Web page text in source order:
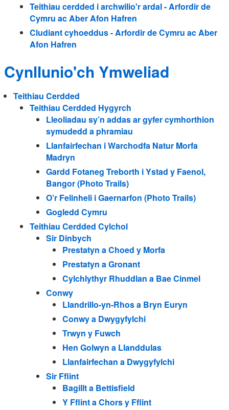
Teithiau cerdded i archwilio'r ardal - Arfordir de
Cymru ac Aber Afon Hafren
Cludiant cyhoeddus - Arfordir de Cymru ac Aber
Afon Hafren
Cynllunio'ch Ymweliad
Teithiau Cerdded
Teithiau Cerdded Hygyrch
Lleoliadau sy’n addas ar gyfer cymhorthion
symudedd a phramiau
Llanfairfechan i Warchodfa Natur Morfa
Madryn
Gardd Fotaneg Treborth i Ystad y Faenol,
Bangor (Photo Trails)
O’r Felinheli i Gaernarfon (Photo Trails)
Gogledd Cymru
Teithiau Cerdded Cylchol
Sir Dinbych
Prestatyn a Choed y Morfa
Prestatyn a Gronant
Cylchlythyr Rhuddlan a Bae Cinmel
Conwy
Llandrillo-yn-Rhos a Bryn Euryn
Conwy a Dwygyfylchi
Trwyn y Fuwch
Hen Golwyn a Llanddulas
Llanfairfechan a Dwygyfylchi
Sir Fflint
Bagillt a Bettisfield
Y Fflint a Chors y Fflint